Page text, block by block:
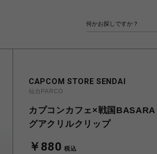
CAPCOM STORE SENDAI
仙台PARCO
カプコンカフェ×戦国
グアクリルクリップ
￥880 税込